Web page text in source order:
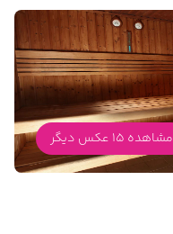
مشاهده 15 عکس دیگر